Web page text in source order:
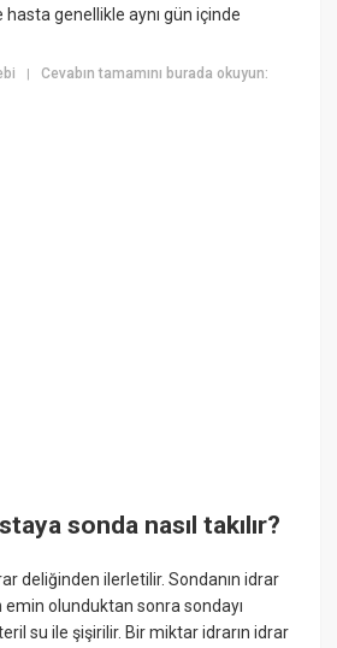
hasta genellikle aynı gün içinde
|Cevabın tamamını burada okuyun:
sonda nasıl takılır?
deliğinden ilerletilir. Sondanın idrar
emin olunduktan sonra sondayı
su ile şişirilir. Bir miktar idrarın idrar